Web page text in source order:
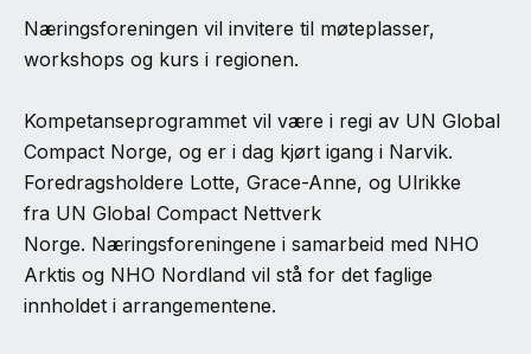
Næringsforeningen vil invitere til møteplasser,
workshops og kurs i regionen.
Kompetanseprogrammet vil være i regi av UN Global
Compact Norge, og er i dag kjørt igang i Narvik.
Foredragsholdere Lotte, Grace-Anne, og Ulrikke
fra UN Global Compact Nettverk
Norge. Næringsforeningene i samarbeid med NHO
Arktis og NHO Nordland vil stå for det faglige
innholdet i arrangementene.